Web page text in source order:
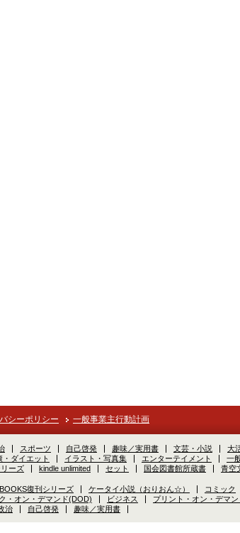
シーポリシー 一般事業主行動計画
スポーツ 自己啓発 趣味／実用書 文芸・小説 大
・ダイエット イラスト・写真集 エンターテイメント 一
ーズ
kindle unlimited セット 国会図書館所蔵書 青空
復刊シリーズ ケータイ小説（おりおん☆） コミック
・オン・デマンド(DOD)
ビジネス プリント・オン・デマ
治 自己啓発 趣味／実用書